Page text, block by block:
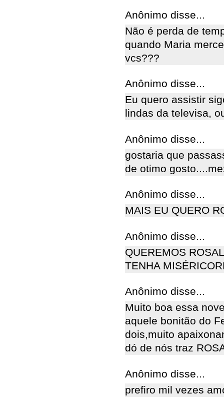
Anônimo disse...
Não é perda de
quando Maria
vcs???
Anônimo disse...
Eu quero assistir
lindas da televisa,
Anônimo disse...
gostaria que
de otimo
Anônimo disse...
MAIS EU QUERO
Anônimo disse...
QUEREMOS
TENHA
Anônimo disse...
Muito boa essa
aquele bonitão do
dois,muito
dó de nós traz
Anônimo disse...
prefiro mil vezes